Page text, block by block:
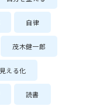
自律
茂木健一郎
見える化
読書